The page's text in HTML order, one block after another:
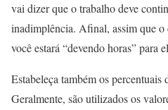
vai dizer que o trabalho deve
inadimplência. Afinal, assim que
você estará “devendo horas” para
Estabeleça também os percentuais
Geralmente, são utilizados os